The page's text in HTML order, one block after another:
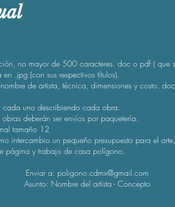
no mayor de 500 caracteres. doc o pdf ( que
.jpg (con sus respectivos títulos).
de artista, técnica, dimensiones y costo.
uno describiendo cada obra.
deberán ser envíos por paquetería.
tamaño 12
intercambio un pequeño presupuesto para el
página y trabajo de casa polígono.
Enviar a: poligono.cdmx@gmail.com
Asunto: Nombre del artista - Concepto